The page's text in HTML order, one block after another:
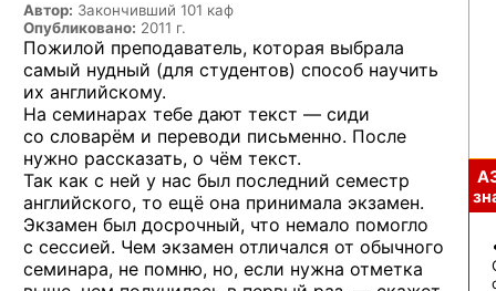
Автор: Закончивший 101 каф
Опубликовано: 2011 г.
Пожилой преподаватель, которая выбрала
самый нудный (для студентов) способ научить
их английскому.
На семинарах тебе дают текст — сиди
со словарём и переводи письменно. После
нужно рассказать, о чём текст.
Так как с ней у нас был последний семестр
английского, то ещё она принимала экзамен.
Экзамен был досрочный, что немало помогло
с сессией. Чем экзамен отличался от обычного
семинара, не помню, но, если нужна отметка